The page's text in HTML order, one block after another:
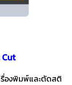
รื่องพิมพ์และตัดสติ